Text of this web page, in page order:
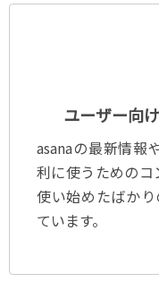
ユーザー向
asanaの最新情報
利に使うためのコ
使い始めたばか
ています。